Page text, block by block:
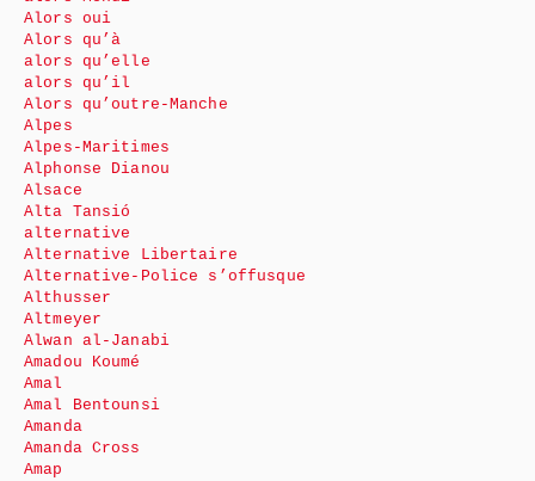
Alors oui
Alors qu’à
alors qu’elle
alors qu’il
Alors qu’outre-Manche
Alpes
Alpes-Maritimes
Alphonse Dianou
Alsace
Alta Tansió
alternative
Alternative Libertaire
Alternative-Police s’offusque
Althusser
Altmeyer
Alwan al-Janabi
Amadou Koumé
Amal
Amal Bentounsi
Amanda
Amanda Cross
Amap